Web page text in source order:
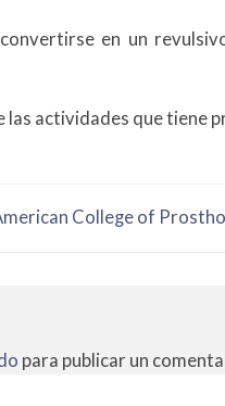
en un
las actividades que tiene
College of
para publicar un